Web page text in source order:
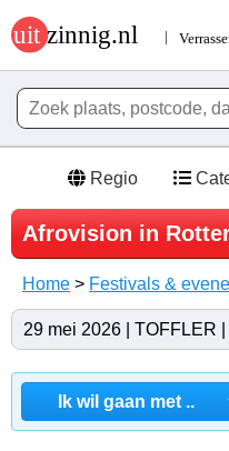
Regio
Afrovision in
Home > Festivals &
29 mei 2026 | TOFFLER |